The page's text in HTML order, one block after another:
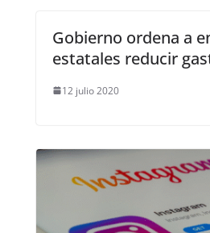
Gobierno ordena a
estatales reducir
12 julio 2020